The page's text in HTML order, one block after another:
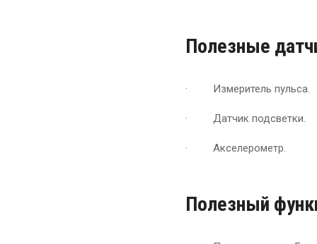
Полезные
· Измеритель пульса.
· Датчик подсветки.
· Акселерометр.
Полезный